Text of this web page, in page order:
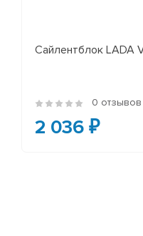
Сайлентблок LADA
0 отзывов
2 036 ₽